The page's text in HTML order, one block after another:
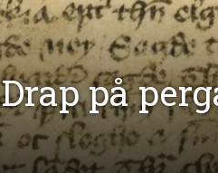
Drap på